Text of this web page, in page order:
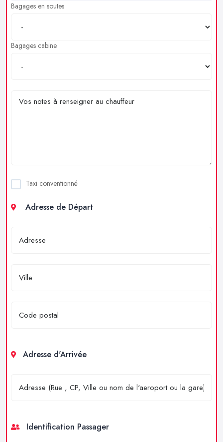
Bagages en soutes
Bagages cabine
Taxi conventionné
Adresse de Départ
Adresse d'Arrivée
Identification Passager